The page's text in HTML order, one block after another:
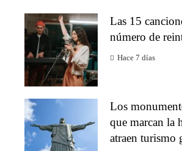
Las 15
número de
Hace 7 días
Los
que marcan la
atraen turismo